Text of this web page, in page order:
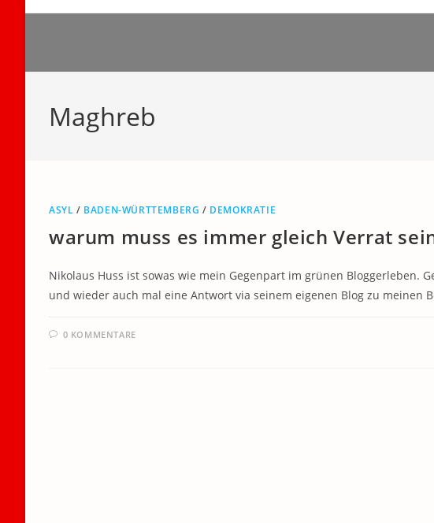
Maghreb
ASYL / BADEN-WÜRTTEMBERG / DEMOKRATIE
warum muss es immer gleich Verrat
Nikolaus Huss ist sowas wie mein Gegenpart im grünen Bloggerleben.
und wieder auch mal eine Antwort via seinem eigenen Blog zu meinen
0 KOMMENTARE